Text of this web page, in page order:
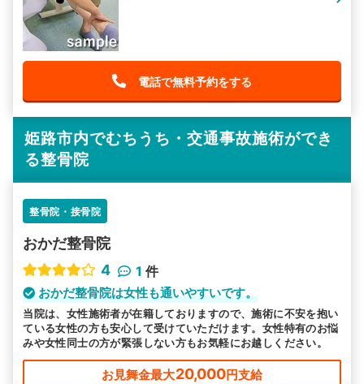
電話で無料予約をする
姫路市内でむちうち・交通事故施術ができ
る整骨院
整骨院・接骨院
おかだ整骨院
4
1 件
おかだ整骨院は女性も通いやすいです。
当院は、女性施術者が在籍しておりますので、施術に不安を抱い
ている女性の方も安心して受けていただけます。女性特有のお悩
みや女性同士の方が緊張しない方もお気軽にお越しください。
お見舞金最大20,000円支給